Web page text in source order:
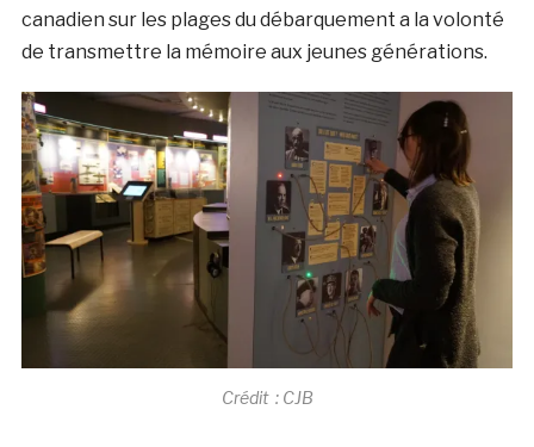
canadien sur les plages du débarquement a la volonté
de transmettre la mémoire aux jeunes générations.
Crédit : CJB